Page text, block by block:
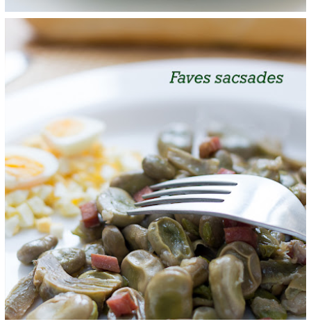
FAVES SACSADES (HABAS ZARANDEADAS)
domingo, 1 de mayo de 2016